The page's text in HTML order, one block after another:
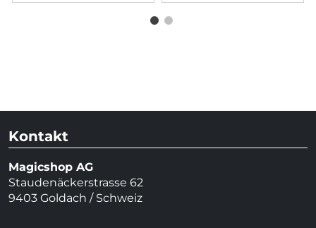
Kontakt
Magicshop AG
Staudenäckerstrasse 62
9403 Goldach / Schweiz